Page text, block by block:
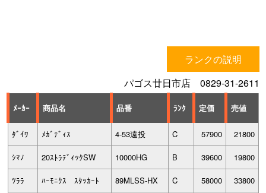
ランクの説明
パゴス廿日市店 0829-31-2611
ﾒｰｶｰ 商品名 品番 ﾗﾝｸ 定価 売値
ﾀﾞｲﾜ ﾒｶﾞﾃﾞｨｽ 4-53遠投 C 57900 21800
ｼﾏﾉ 20ｽﾄﾗﾃﾞｨｯｸSW 10000HG B 39600 19800
ﾂﾗﾗ ﾊｰﾓﾆｸｽ ｽﾀｯｶｰﾄ 89MLSS-HX C 58000 33800